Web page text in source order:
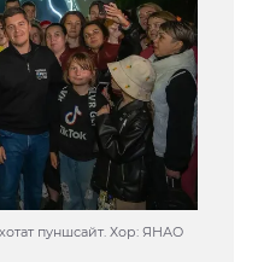
пуншсайт. Хор: ЯНАО